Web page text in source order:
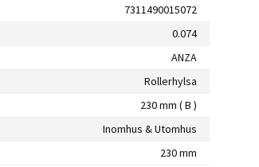
7311490015072
0.074
ANZA
Rollerhylsa
230 mm ( B )
Inomhus & Utomhus
230 mm